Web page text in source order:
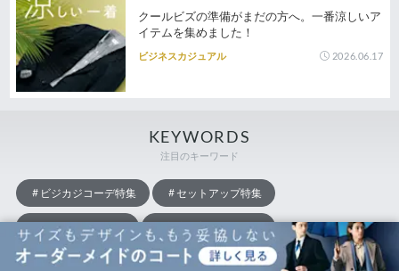
クールビズの準備がまだの方へ。一番涼しいア
イテムを集めました！
ビジネスカジュアル 2026.06.17
KEYWORDS
注目のキーワード
ビジカジコーデ特集 セットアップ特集
インタビュー特集 新卒の着こなし特集
ウィメンズスーツ特集